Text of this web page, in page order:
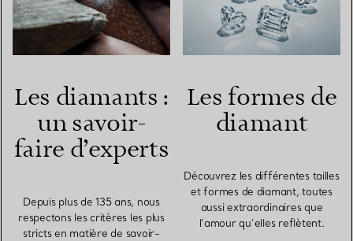
Les diamants :
un savoir-
faire d’experts
Depuis plus de 135 ans, nous
respectons les critères les plus
stricts en matière de savoir-
Les formes de
diamant
Découvrez les différentes tailles
et formes de diamant, toutes
aussi extraordinaires que
l’amour qu’elles reflètent.